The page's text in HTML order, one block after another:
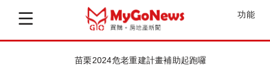
功能
苗栗2024危老重建計畫補助起跑囉